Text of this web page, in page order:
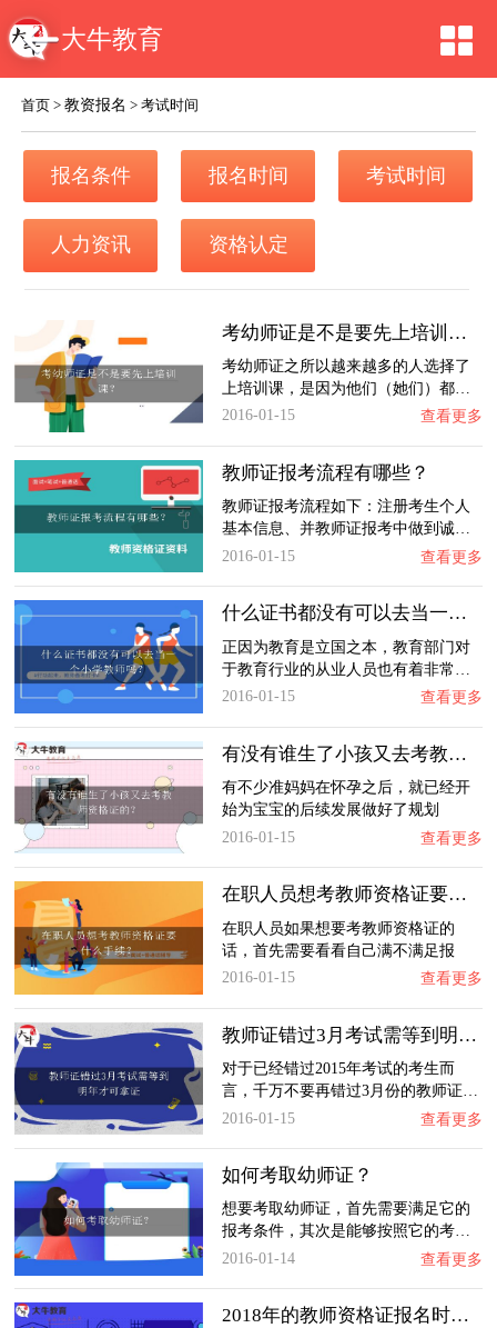
大牛教育
首页 >教资报名 >考试时间
报名条件 报名时间 考试时间
人力资讯 资格认定
考幼师证是不是要先上培训课？
考幼师证之所以越来越多的人选择了
上培训课，是因为他们（她们）都…
2016-01-15
查看更多
教师证报考流程有哪些？
教师证报考流程如下：注册考生个人
基本信息、并教师证报考中做到诚…
2016-01-15
查看更多
什么证书都没有可以去当一个小学教师吗？
正因为教育是立国之本，教育部门对
于教育行业的从业人员也有着非常…
2016-01-15
查看更多
有没有谁生了小孩又去考教师资格证的？
有不少准妈妈在怀孕之后，就已经开
始为宝宝的后续发展做好了规划
2016-01-15
查看更多
在职人员想考教师资格证要什么手续？
在职人员如果想要考教师资格证的
话，首先需要看看自己满不满足报
考…
2016-01-15 查看更多
教师证错过3月考试需等到明年才可拿证
对于已经错过2015年考试的考生而
言，千万不要再错过3月份的教师证…
2016-01-15
查看更多
如何考取幼师证？
想要考取幼师证，首先需要满足它的
报考条件，其次是能够按照它的考…
2016-01-14
查看更多
2018年的教师资格证报名时间什么时候截止？